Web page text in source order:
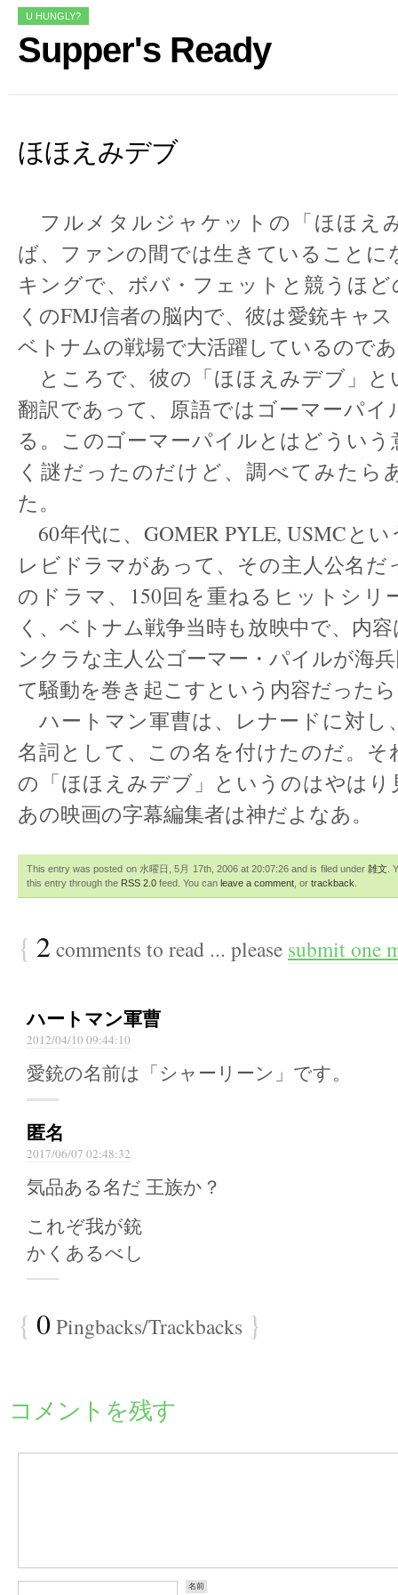
U HUNGLY?
Supper's Ready
ほほえみデブ
フルメタルジャケットの「ほほえ
ば、ファンの間では生きていることに
キングで、ボバ・フェットと競うほど
くのFMJ信者の脳内で、彼は愛銃キャ
ベトナムの戦場で大活躍しているので
ところで、彼の「ほほえみデブ」と
翻訳であって、原語ではゴーマーパイ
る。このゴーマーパイルとはどういう
く謎だったのだけど、調べてみたら
た。
60年代に、GOMER PYLE, USMCと
レビドラマがあって、その主人公名だ
のドラマ、150回を重ねるヒットシリ
く、ベトナム戦争当時も放映中で、内
ンクラな主人公ゴーマー・パイルが海
て騒動を巻き起こすという内容だった
ハートマン軍曹は、レナードに対し
名詞として、この名を付けたのだ。そ
の「ほほえみデブ」というのはやはり
あの映画の字幕編集者は神だよなあ。
This entry was posted on 水曜日, 5月 17th, 2006 at 20:07:26 and is filed under 雑文 .
this entry through the RSS 2.0 feed. You can leave a comment , or trackback
{ 2 comments to read ... please submit one
ハートマン軍曹
2012/04/10 09:44:10
愛銃の名前は「シャーリーン」です。
匿名
2017/06/07 02:48:32
気品ある名だ 王族か？
これぞ我が銃
かくあるべし
{ 0Pingbacks/Trackbacks }
コメントを残す
名前